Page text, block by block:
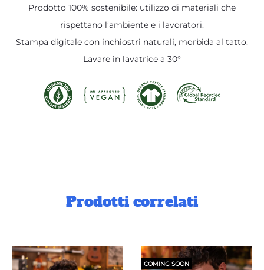
Prodotto 100% sostenibile: utilizzo di materiali che
rispettano l’ambiente e i lavoratori.
Stampa digitale con inchiostri naturali, morbida al tatto.
Lavare in lavatrice a 30°
Prodotti correlati
COMING SOON